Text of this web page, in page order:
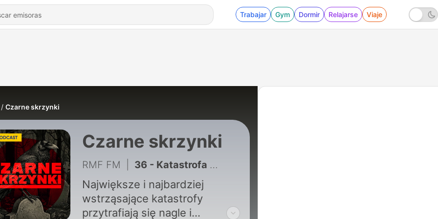
Trabajar Gym Dormir Relajarse Viaje
Czarne skrzynki
Czarne skrzynki
RMF FM 36 - Katastrofa F-16 nie była jedyną. Wypadki na Radom Air Show
Największe i najbardziej
wstrząsające katastrofy
przytrafiają się nagle i